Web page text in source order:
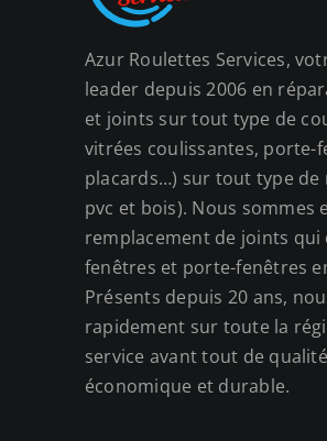
Azur Roulettes Services,
leader depuis 2006 en
et joints sur tout type de
vitrées coulissantes, porte-
placards…) sur tout type de
pvc et bois). Nous sommes
remplacement de joints
fenêtres et porte-fenêtres
Présents depuis 20 ans,
rapidement sur toute la
service avant tout de
économique et durable.